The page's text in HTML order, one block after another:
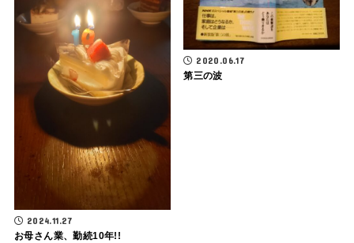
2024.11.27
お母さん業、勤続10年!!
2020.06.17
第三の波